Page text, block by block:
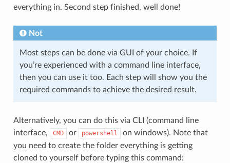
everything in. Second step finished, well done!
Not
Most steps can be done via GUI of your choice. If
you’re experienced with a command line interface,
then you can use it too. Each step will show you the
required commands to achieve the desired result.
Alternatively, you can do this via CLI (command line
interface,
CMD or powershell
on windows). Note that
you need to create the folder everything is getting
cloned to yourself before typing this command: